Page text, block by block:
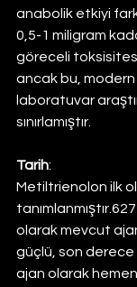
anabolik etkiyi
0,5-1 miligram
göreceli
ancak bu, modern
laboratuvar
sınırlamıştır.
Tarih:
Metiltrienolon ilk
olarak mevcut
güçlü, son
ajan olarak hemen